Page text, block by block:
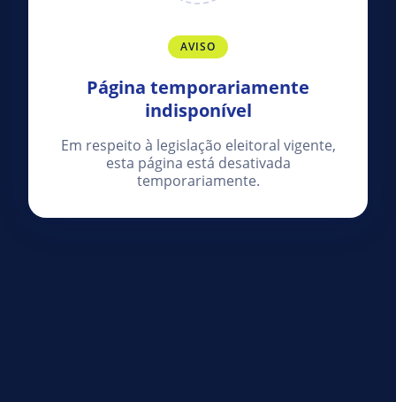
AVISO
Página temporariamente
indisponível
Em respeito à legislação eleitoral vigente,
esta página está desativada
temporariamente.